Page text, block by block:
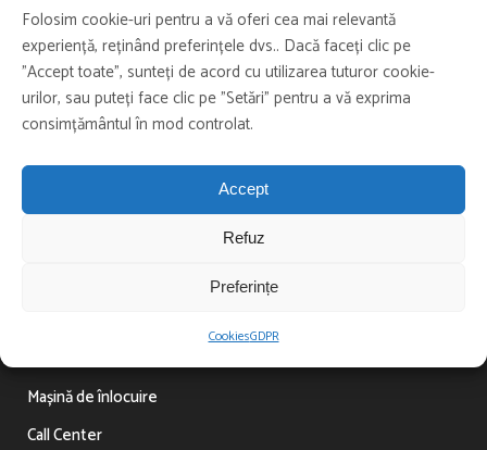
Folosim cookie-uri pentru a vă oferi cea mai relevantă
experiență, reținând preferințele dvs.. Dacă faceți clic pe
"Accept toate", sunteți de acord cu utilizarea tuturor cookie-
urilor, sau puteți face clic pe "Setări" pentru a vă exprima
consimțământul în mod controlat.
Accept
Refuz
Preferințe
CookiesGDPR
Europa, Asia și America Latină.
Mașină de înlocuire
Call Center